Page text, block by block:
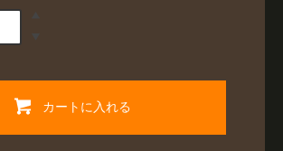
カートに入れる